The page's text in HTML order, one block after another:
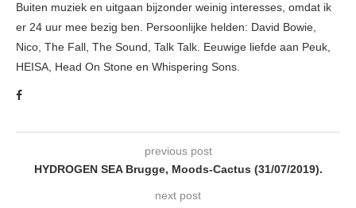
Buiten muziek en uitgaan bijzonder weinig interesses, omdat ik
er 24 uur mee bezig ben. Persoonlijke helden: David Bowie,
Nico, The Fall, The Sound, Talk Talk. Eeuwige liefde aan Peuk,
HEISA, Head On Stone en Whispering Sons.
previous post
HYDROGEN SEA Brugge, Moods-Cactus (31/07/2019).
next post